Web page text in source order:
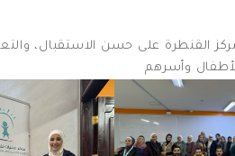
القنطرة على حسن الاستقبال،
وأسرهم